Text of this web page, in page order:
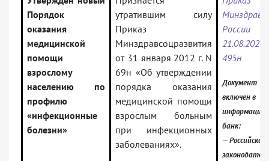
Порядок
оказания
медицинской
помощи
взрослому
населению по
профилю
«инфекционные
болезни»
утратившим силу
Приказ
Минздравсоцразвития
от 31 января 2012 г. N
69н «Об утверждении
порядка оказания
медицинской помощи
взрослым больным
при инфекционных
заболеваниях».
Минздрава
495н
Документ
включен в
банк:
— Российское